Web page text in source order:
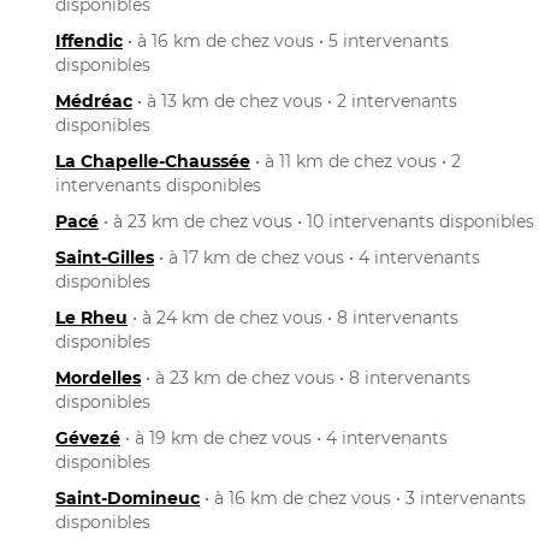
disponibles
Iffendic • à 16 km de chez vous • 5 intervenants
disponibles
Médréac • à 13 km de chez vous • 2 intervenants
disponibles
La Chapelle-Chaussée • à 11 km de chez vous • 2
intervenants disponibles
Pacé • à 23 km de chez vous • 10 intervenants disponibles
Saint-Gilles • à 17 km de chez vous • 4 intervenants
disponibles
Le Rheu • à 24 km de chez vous • 8 intervenants
disponibles
Mordelles • à 23 km de chez vous • 8 intervenants
disponibles
Gévezé • à 19 km de chez vous • 4 intervenants
disponibles
Saint-Domineuc • à 16 km de chez vous • 3 intervenants
disponibles